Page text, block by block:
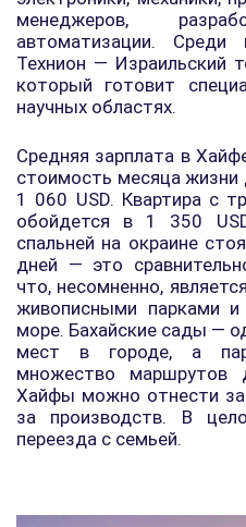
менеджеров,
автоматизации.
Технион — Израильский
который готовит
научных областях.
Средняя зарплата в
стоимость месяца жизни
1 060 USD. Квартира с
обойдется в 1 350
спальней на окраине
дней — это
что, несомненно,
живописными парками
море. Бахайские сады —
мест в городе, а
множество
Хайфы можно отнести
за производств. В
переезда с семьей.